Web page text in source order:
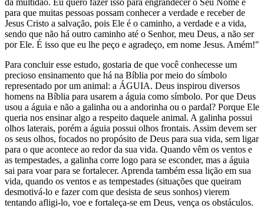
para que muitas pessoas possam conhecer a verdade e receber de
Jesus Cristo a salvação, pois Ele é o caminho, a verdade e a vida,
sendo que não há outro caminho até o Senhor, meu Deus, a não ser
por Ele. É isso que eu lhe peço e agradeço, em nome Jesus. Amém!"
Para concluir esse estudo, gostaria de que você conhecesse um
precioso ensinamento que há na Bíblia por meio do símbolo
representado por um animal: a ÁGUIA. Deus inspirou diversos
homens na Bíblia para usarem a águia como símbolo. Por que Deus
usou a águia e não a galinha ou a andorinha ou o pardal? Porque Ele
queria nos ensinar algo a respeito daquele animal. A galinha possui
olhos laterais, porém a águia possui olhos frontais. Assim devem ser
os seus olhos, focados no propósito de Deus para sua vida, sem ligar
para o que acontece ao redor da sua vida. Quando vêm os ventos e
as tempestades, a galinha corre logo para se esconder, mas a águia
sai para voar para se fortalecer. Aprenda também essa lição em sua
vida, quando os ventos e as tempestades (situações que queiram
desmotivá-lo e fazer com que desista de seus sonhos) vierem
tentando afligi-lo, voe e fortaleça-se em Deus, vença os obstáculos.